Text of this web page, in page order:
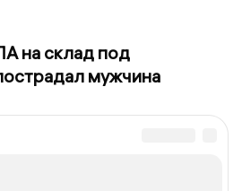
на склад под
мужчина